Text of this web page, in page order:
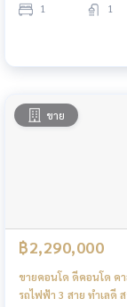
1 1
ขาย
฿2,290,000
ขายคอนโด ดีคอนโด ค
รถไฟฟ้า 3 สาย ทำเลดี